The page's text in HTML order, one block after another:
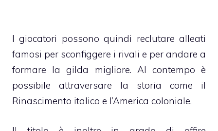
I giocatori possono quindi reclutare alleati
famosi per sconfiggere i rivali e per andare a
formare la gilda migliore. Al contempo è
possibile attraversare la storia come il
Rinascimento italico e l’America coloniale.